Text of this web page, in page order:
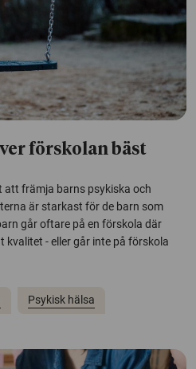
förskolan bäst
att främja barns psykiska och
är starkast för de barn som
går oftare på en förskola där
kvalitet - eller går inte på förskola
Psykisk hälsa